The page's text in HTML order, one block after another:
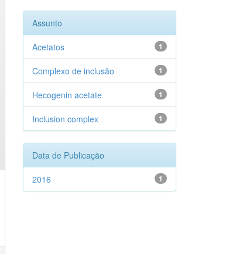
Assunto
1
Acetatos
1
Complexo de inclusão
1
Hecogenin acetate
1
Inclusion complex
Data de Publicação
1
2016